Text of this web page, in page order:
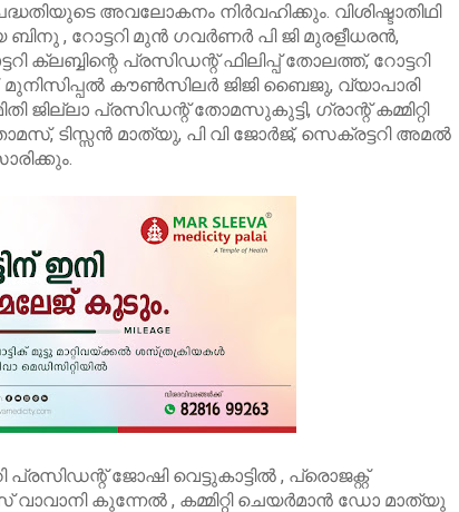
അവലോകനം നിർവഹിക്കും. വിശിഷ്ടാതിഥി
, റോട്ടറി മുൻ ഗവർണർ പി ജി മുരളീധരൻ,
ക്ലബ്ബിന്റെ പ്രസിഡന്റ് ഫിലിപ്പ് തോലത്ത്, റോട്ടറി
കൗൺസിലർ ജിജി ബൈജു, വ്യാപാരി
പ്രസിഡന്റ് തോമസുകുട്ടി, ഗ്രാന്റ് കമ്മിറ്റി
ടിസ്സൻ മാത്യു, പി വി ജോർജ്, സെക്രട്ടറി അമൽ
ജോഷി വെട്ടുകാട്ടിൽ , പ്രൊജക്റ്റ്
കുന്നേൽ , കമ്മിറ്റി ചെയർമാൻ ഡോ മാത്യു